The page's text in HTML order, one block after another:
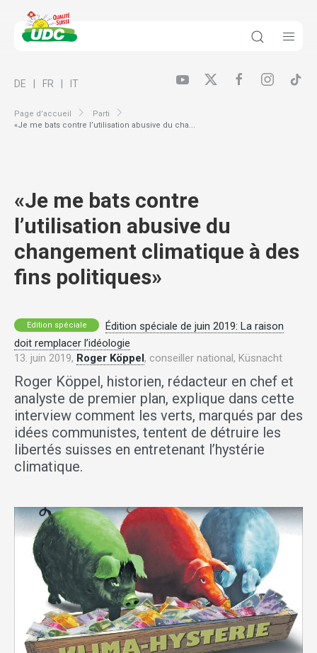
Page d’accueil
Parti
«Je me bats contre l’utilisation abusive du cha...
DE FR IT
«Je me bats contre
l’utilisation abusive du
changement climatique à des
fins politiques»
Edition spéciale
Édition spéciale de juin 2019: La raison
doit remplacer l’idéologie
13. juin 2019, Roger Köppel, conseiller national, Küsnacht
Roger Köppel, historien, rédacteur en chef et
analyste de premier plan, explique dans cette
interview comment les verts, marqués par des
idées communistes, tentent de détruire les
libertés suisses en entretenant l’hystérie
climatique.